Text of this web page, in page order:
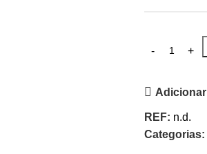
REF: n.d.
Categorias: